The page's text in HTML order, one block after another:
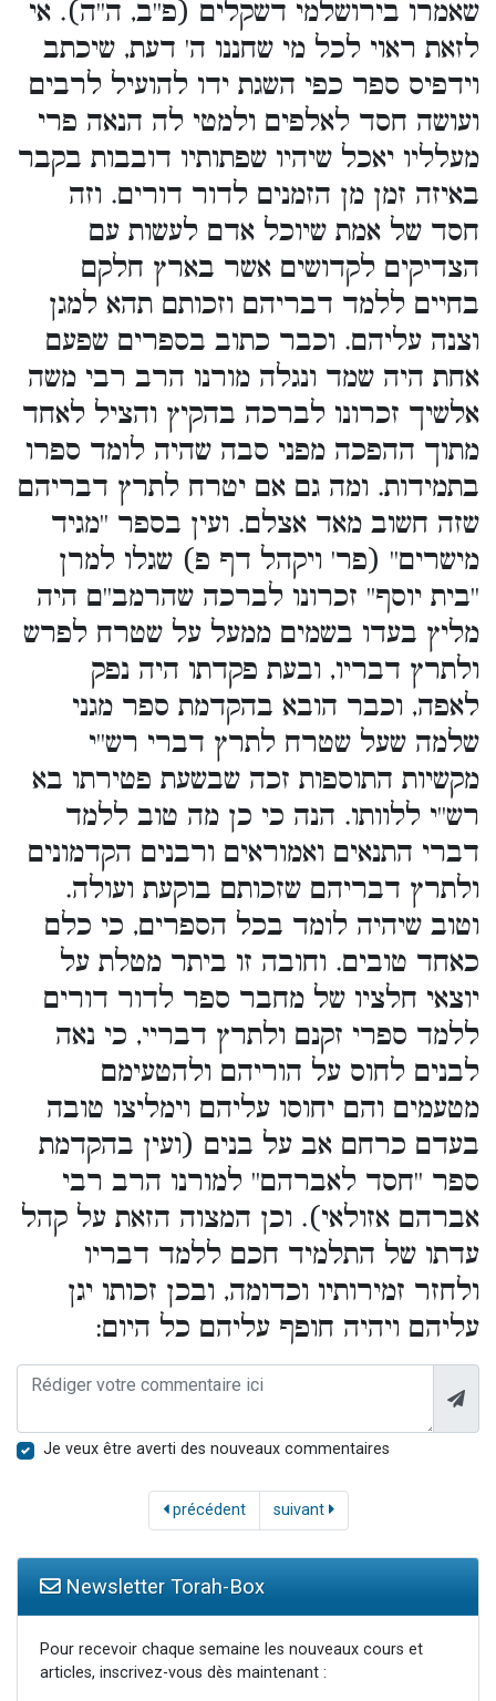
שאמרו בירושלמי דשקלים (פ''ב, ה''ה). אי
לזאת ראוי לכל מי שחננו ה' דעת, שיכתב
וידפיס ספר כפי השגת ידו להועיל לרבים
ועושה חסד לאלפים ולמטי לה הנאה פרי
מעלליו יאכל שיהיו שפתותיו דובבות בקבר
באיזה זמן מן הזמנים לדור דורים. וזה
חסד של אמת שיוכל אדם לעשות עם
הצדיקים לקדושים אשר בארץ חלקם
בחיים ללמד דבריהם וזכותם תהא למגן
וצנה עליהם. וכבר כתוב בספרים שפעם
אחת היה שמד ונגלה מורנו הרב רבי משה
אלשיך זכרונו לברכה בהקיץ והציל לאחד
מתוך ההפכה מפני סבה שהיה לומד ספרו
בתמידות. ומה גם אם יטרח לתרץ דבריהם
שזה חשוב מאד אצלם. ועין בספר ''מגיד
מישרים'' (פר' ויקהל דף פ) שגלו למרן
''בית יוסף'' זכרונו לברכה שהרמב''ם היה
מליץ בעדו בשמים ממעל על שטרח לפרש
ולתרץ דבריו, ובעת פקדתו היה נפק
לאפה, וכבר הובא בהקדמת ספר מגני
שלמה שעל שטרח לתרץ דברי רש''י
מקשיות התוספות זכה שבשעת פטירתו בא
רש''י ללוותו. הנה כי כן מה טוב ללמד
דברי התנאים ואמוראים ורבנים הקדמונים
ולתרץ דבריהם שזכותם בוקעת ועולה.
וטוב שיהיה לומד בכל הספרים, כי כלם
כאחד טובים. וחובה זו ביתר מטלת על
יוצאי חלציו של מחבר ספר לדור דורים
ללמד ספרי זקנם ולתרץ דבריי, כי נאה
לבנים לחוס על הוריהם ולהטעימם
מטעמים והם יחוסו עליהם וימליצו טובה
בעדם כרחם אב על בנים (ועין בהקדמת
ספר ''חסד לאברהם'' למורנו הרב רבי
אברהם אזולאי). וכן המצוה הזאת על קהל
עדתו של התלמיד חכם ללמד דבריו
ולחזר זמירותיו וכדומה, ובכן זכותו יגן
עליהם ויהיה חופף עליהם כל היום:
Je veux être averti des nouveaux commentaires
précédent suivant
Newsletter Torah-Box
Pour recevoir chaque semaine les nouveaux cours et
articles, inscrivez-vous dès maintenant :